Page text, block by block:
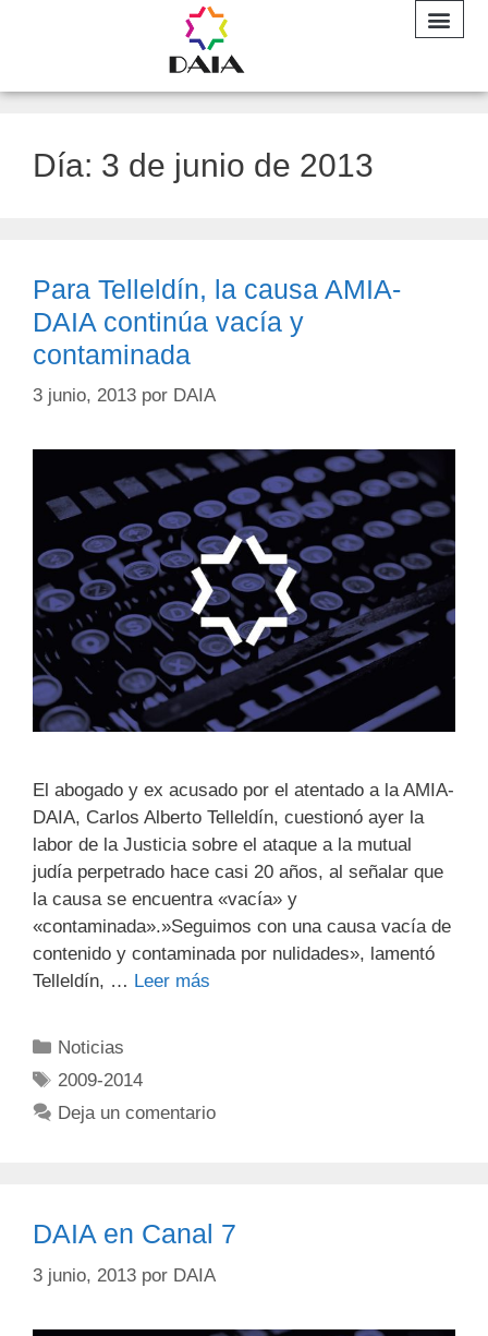
Día: 3 de junio de 2013
Para Telleldín, la causa AMIA-
DAIA continúa vacía y
contaminada
3 junio, 2013 por DAIA
El abogado y ex acusado por el atentado a la AMIA-
DAIA, Carlos Alberto Telleldín, cuestionó ayer la
labor de la Justicia sobre el ataque a la mutual
judía perpetrado hace casi 20 años, al señalar que
la causa se encuentra «vacía» y
«contaminada».»Seguimos con una causa vacía de
contenido y contaminada por nulidades», lamentó
Telleldín, … Leer más
Noticias
2009-2014
Deja un comentario
DAIA en Canal 7
3 junio, 2013 por DAIA